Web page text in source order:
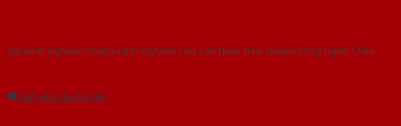
Với kinh nghiệm nhiêu năm nghiên cứu cửa theo tiêu chuẩn công nghệ Châu
Gửi yêu cầu tư vấn